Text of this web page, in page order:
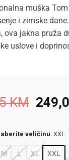
muška
i zimske
ova jakna pruža
uslove i
KM
price
veličinu: XXL
M L XL XXL